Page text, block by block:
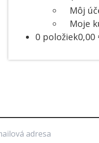
Môj
Moje
0 položiek0,00